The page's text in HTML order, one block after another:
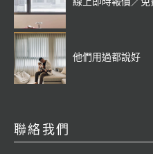
他們用過都說好
聯絡我們